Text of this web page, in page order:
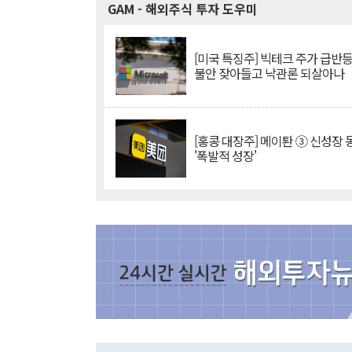
GAM - 해외주식 투자 도우미
[미국 특징주] 빅테크 주가 급반
불안 잦아들고 낙관론 되살아나
[홍콩 대장주] 메이퇀 ③ 신성장
'폭발적 성장'